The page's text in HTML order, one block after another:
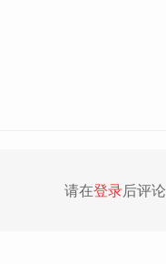
请在登录后评论